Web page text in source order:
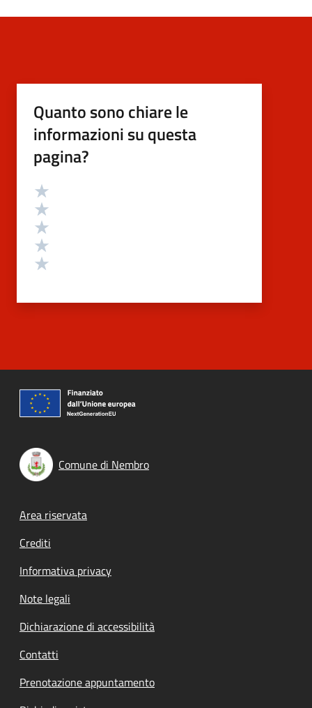
Quanto sono chiare le
informazioni su questa
pagina?
Valutazione
Comune di Nembro
Footer menu
Area riservata
Crediti
Informativa privacy
Note legali
Dichiarazione di accessibilità
Contatti
Prenotazione appuntamento